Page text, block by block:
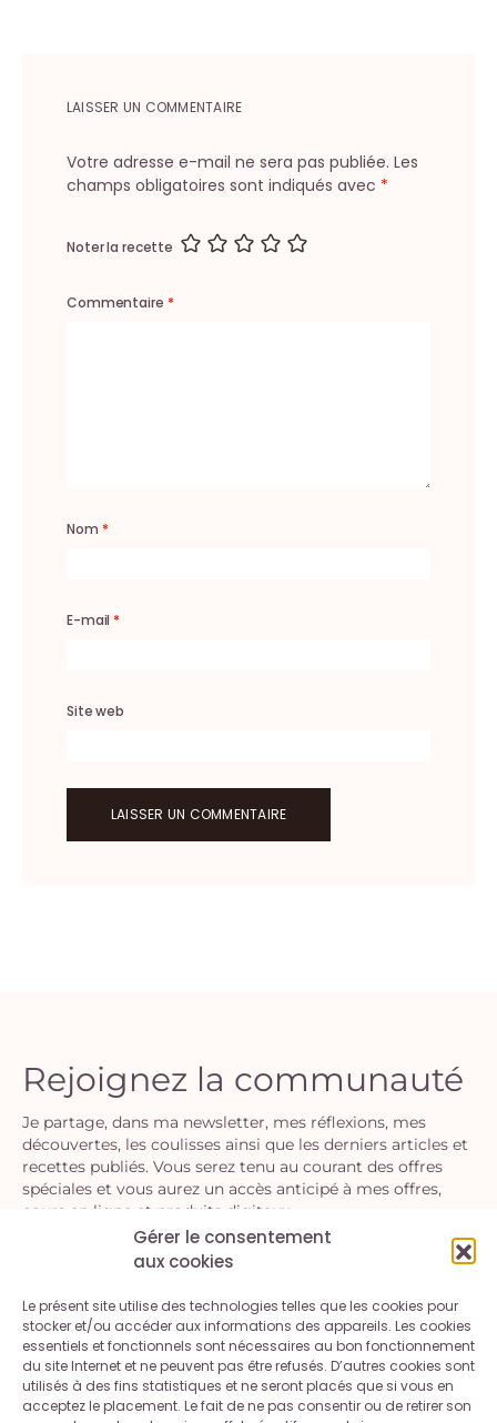
Gérer le consentement
aux cookies
Le présent site utilise des technologies telles que les cookies pour
stocker et/ou accéder aux informations des appareils. Les cookies
essentiels et fonctionnels sont nécessaires au bon fonctionnement
du site Internet et ne peuvent pas être refusés. D’autres cookies sont
utilisés à des fins statistiques et ne seront placés que si vous en
acceptez le placement. Le fait de ne pas consentir ou de retirer son
LAISSER UN COMMENTAIRE
Votre adresse e-mail ne sera pas publiée. Les
champs obligatoires sont indiqués avec *
Noter la recette
Commentaire *
Nom *
E-mail *
Site web
Rejoignez la communauté
Je partage, dans ma newsletter, mes réflexions, mes
découvertes, les coulisses ainsi que les derniers articles et
recettes publiés. Vous serez tenu au courant des offres
spéciales et vous aurez un accès anticipé à mes offres,
cours en ligne et produits digitaux.
En vous inscrivant, vous acceptez la politique de confidentialité.
Vous pouvez vous désinscrire à tout moment.